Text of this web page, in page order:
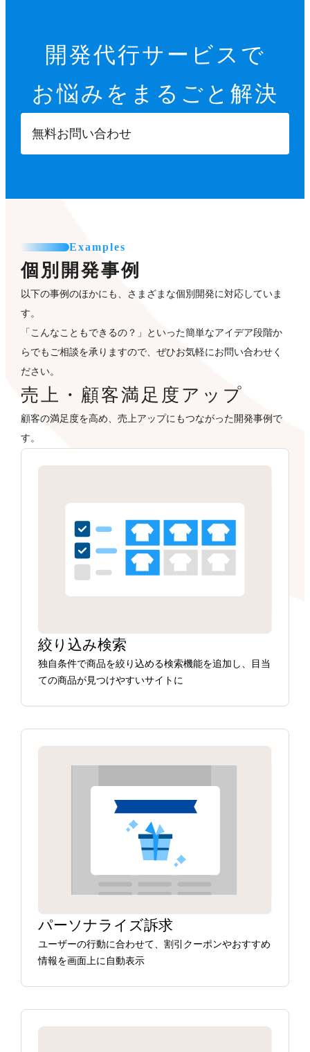
開発代行サービスで
お悩みをまるごと解決
無料お問い合わせ
Examples
個別開発事例
以下の事例のほかにも、さまざまな個別開発に対応していま
す。
「こんなこともできるの？」といった簡単なアイデア段階か
らでもご相談を承りますので、ぜひお気軽にお問い合わせく
ださい。
売上・顧客満足度アップ
顧客の満足度を高め、売上アップにもつながった開発事例で
す。
絞り込み検索
独自条件で商品を絞り込める検索機能を追加し、目当
ての商品が見つけやすいサイトに
パーソナライズ訴求
ユーザーの行動に合わせて、割引クーポンやおすすめ
情報を画面上に自動表示